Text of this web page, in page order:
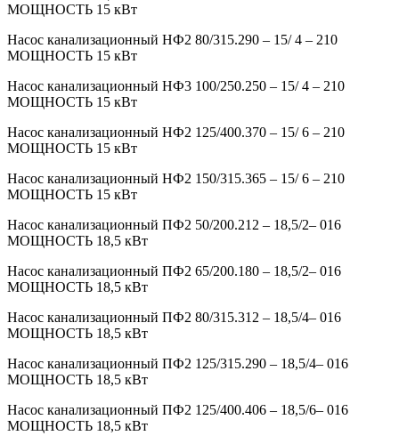
МОЩНОСТЬ 15 кВт
Насос канализационный НФ2 80/315.290 – 15/ 4 – 210
МОЩНОСТЬ 15 кВт
Насос канализационный НФ3 100/250.250 – 15/ 4 – 210
МОЩНОСТЬ 15 кВт
Насос канализационный НФ2 125/400.370 – 15/ 6 – 210
МОЩНОСТЬ 15 кВт
Насос канализационный НФ2 150/315.365 – 15/ 6 – 210
МОЩНОСТЬ 15 кВт
Насос канализационный ПФ2 50/200.212 – 18,5/2– 016
МОЩНОСТЬ 18,5 кВт
Насос канализационный ПФ2 65/200.180 – 18,5/2– 016
МОЩНОСТЬ 18,5 кВт
Насос канализационный ПФ2 80/315.312 – 18,5/4– 016
МОЩНОСТЬ 18,5 кВт
Насос канализационный ПФ2 125/315.290 – 18,5/4– 016
МОЩНОСТЬ 18,5 кВт
Насос канализационный ПФ2 125/400.406 – 18,5/6– 016
МОЩНОСТЬ 18,5 кВт